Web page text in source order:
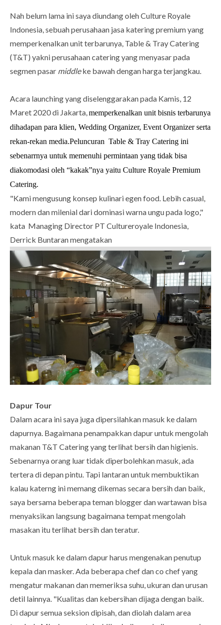
Nah belum lama ini saya diundang oleh Culture Royale
Indonesia, sebuah perusahaan jasa katering premium yang
memperkenalkan unit terbarunya, Table & Tray Catering
(T&T) yakni perusahaan catering yang menyasar pada
segmen pasar middleke bawah dengan harga terjangkau.
Acara launching yang diselenggarakan pada Kamis, 12
Maret 2020 di Jakarta,memperkenalkan unit bisnis terbarunya
dihadapan para klien, Wedding Organizer, Event Organizer serta
rekan-rekan media.Peluncuran Table & Tray Catering ini
sebenarrnya untuk memenuhi permintaan yang tidak bisa
diakomodasi oleh “kakak”nya yaitu Culture Royale Premium
Catering.
"Kami mengusung konsep kulinari egen food. Lebih casual,
modern dan milenial dari dominasi warna ungu pada logo,"
kata Managing Director PT Cultureroyale Indonesia,
Derrick Buntaran mengatakan
Dapur Tour
Dalam acara ini saya juga dipersilahkan masuk ke dalam
dapurnya. Bagaimana penampakkan dapur untuk mengolah
makanan T&T Catering yang terlihat bersih dan higienis.
Sebenarnya orang luar tidak diperbolehkan masuk, ada
tertera di depan pintu. Tapi lantaran untuk membuktikan
kalau katerng ini memang dikemas secara bersih dan baik,
saya bersama beberapa teman blogger dan wartawan bisa
menyaksikan langsung bagaimana tempat mengolah
masakan itu terlihat bersih dan teratur.
Untuk masuk ke dalam dapur harus mengenakan penutup
kepala dan masker. Ada beberapa chef dan co chef yang
mengatur makanan dan memeriksa suhu, ukuran dan urusan
detil lainnya. "Kualitas dan kebersihan dijaga dengan baik.
Di dapur semua seksion dipisah, dan diolah dalam area